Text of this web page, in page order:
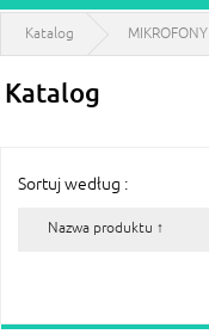
Katalog MIKROFONY
Katalog
Sortuj według :